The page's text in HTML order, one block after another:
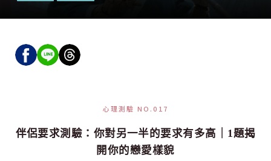
心理測驗 NO.017
伴侶要求測驗：你對另一半的要求有多高｜1題揭
開你的戀愛樣貌